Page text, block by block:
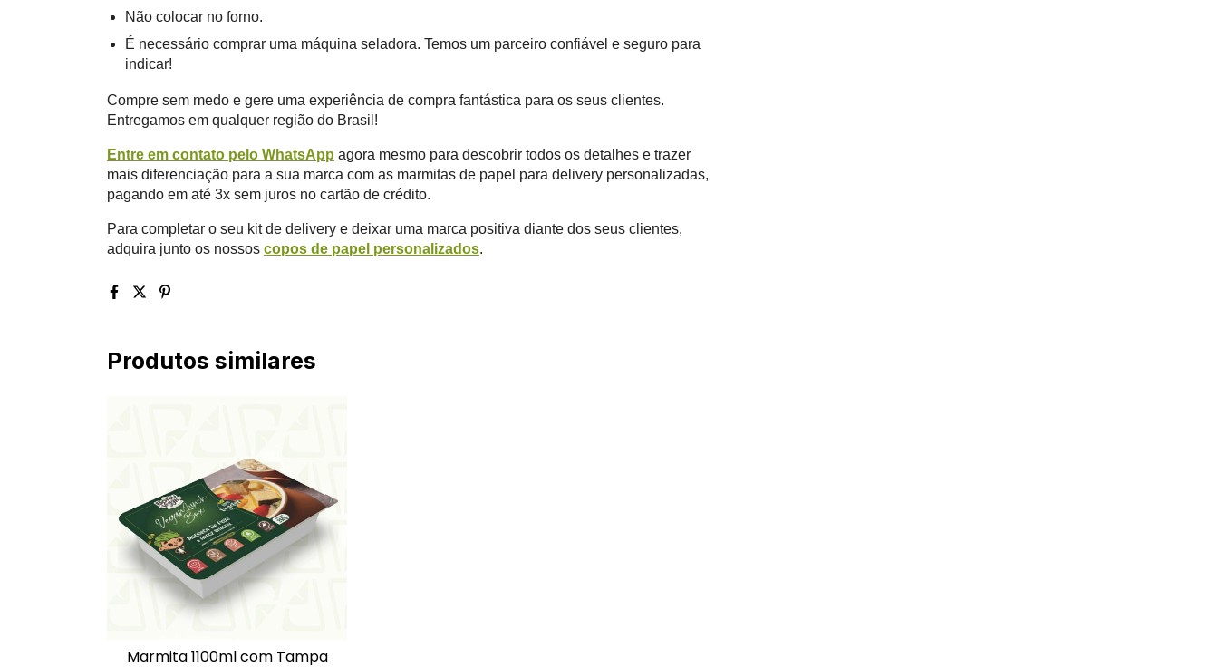
Não colocar no forno.
É necessário comprar uma máquina seladora. Temos um parceiro confiável e seguro para
indicar!
Compre sem medo e gere uma experiência de compra fantástica para os seus clientes.
Entregamos em qualquer região do Brasil!
Entre em contato pelo WhatsApp agora mesmo para descobrir todos os detalhes e trazer
mais diferenciação para a sua marca com as marmitas de papel para delivery personalizadas,
pagando em até 3x sem juros no cartão de crédito.
Para completar o seu kit de delivery e deixar uma marca positiva diante dos seus clientes,
adquira junto os nossos copos de papel personalizados.
Produtos similares
Marmita 1100ml com Tampa